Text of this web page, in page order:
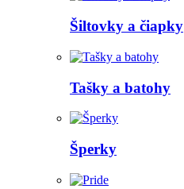
Šiltovky a čiapky
Tašky a batohy
Šperky